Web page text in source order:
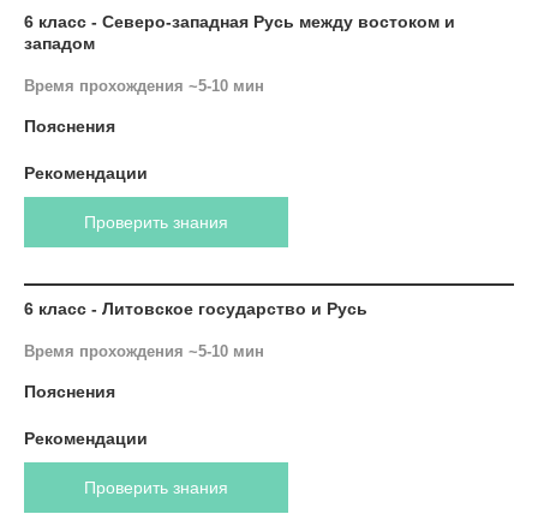
6 класс - Северо-западная Русь между востоком и
западом
Время прохождения ~5-10 мин
Пояснения
Рекомендации
Проверить знания
6 класс - Литовское государство и Русь
Время прохождения ~5-10 мин
Пояснения
Рекомендации
Проверить знания